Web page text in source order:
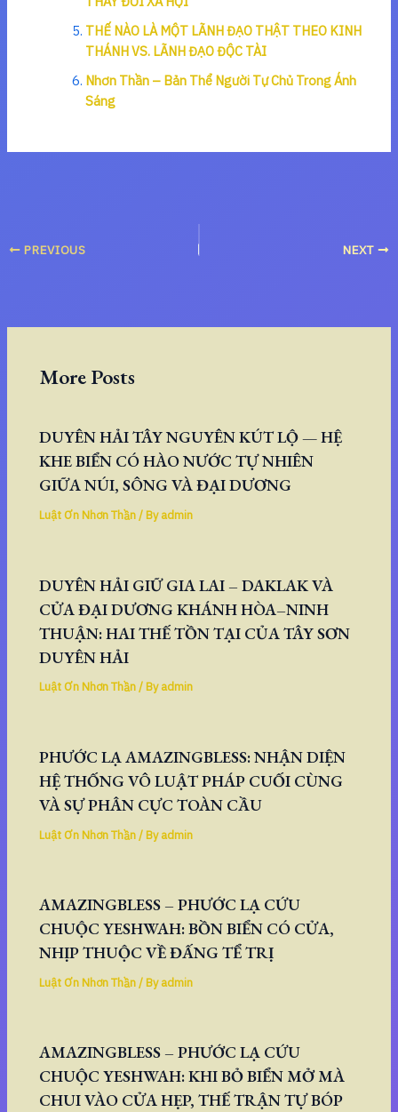
THẾ NÀO LÀ MỘT LÃNH ĐẠO THẬT THEO KINH
THÁNH VS. LÃNH ĐẠO ĐỘC TÀI
Nhơn Thần – Bản Thể Người Tự Chủ Trong Ánh
Sáng
PREVIOUS NEXT
More Posts
DUYÊN HẢI TÂY NGUYÊN KÚT LỘ — HỆ
KHE BIỂN CÓ HÀO NƯỚC TỰ NHIÊN
GIỮA NÚI, SÔNG VÀ ĐẠI DƯƠNG
Luật Ơn Nhơn Thần/ Byadmin
DUYÊN HẢI GIỮ GIA LAI – DAKLAK VÀ
CỬA ĐẠI DƯƠNG KHÁNH HÒA–NINH
THUẬN: HAI THẾ TỒN TẠI CỦA TÂY SƠN
DUYÊN HẢI
Luật Ơn Nhơn Thần/ Byadmin
PHƯỚC LẠ AMAZINGBLESS: NHẬN DIỆN
HỆ THỐNG VÔ LUẬT PHÁP CUỐI CÙNG
VÀ SỰ PHÂN CỰC TOÀN CẦU
Luật Ơn Nhơn Thần/ Byadmin
AMAZINGBLESS – PHƯỚC LẠ CỨU
CHUỘC YESHWAH: BỒN BIỂN CÓ CỬA,
NHỊP THUỘC VỀ ĐẤNG TỂ TRỊ
Luật Ơn Nhơn Thần/ Byadmin
AMAZINGBLESS – PHƯỚC LẠ CỨU
CHUỘC YESHWAH: KHI BỎ BIỂN MỞ MÀ
CHUI VÀO CỬA HẸP, THẾ TRẬN TỰ BÓP